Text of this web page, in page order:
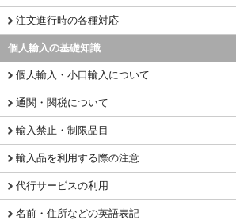
注文進行時の各種対応
個人輸入の基礎知識
個人輸入・小口輸入について
通関・関税について
輸入禁止・制限品目
輸入品を利用する際の注意
代行サービスの利用
名前・住所などの英語表記